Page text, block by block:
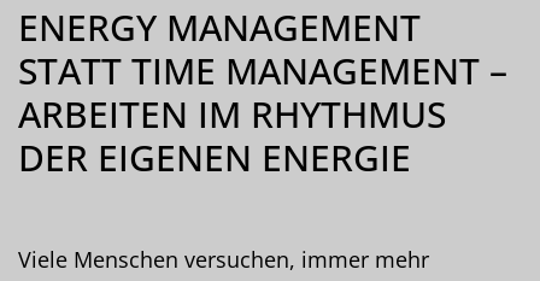
ENERGY MANAGEMENT
STATT TIME MANAGEMENT –
ARBEITEN IM RHYTHMUS
DER EIGENEN ENERGIE
Viele Menschen versuchen, immer mehr